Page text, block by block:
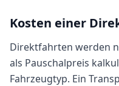
Kosten einer
Direktfahrten werden
als Pauschalpreis
Fahrzeugtyp. Ein